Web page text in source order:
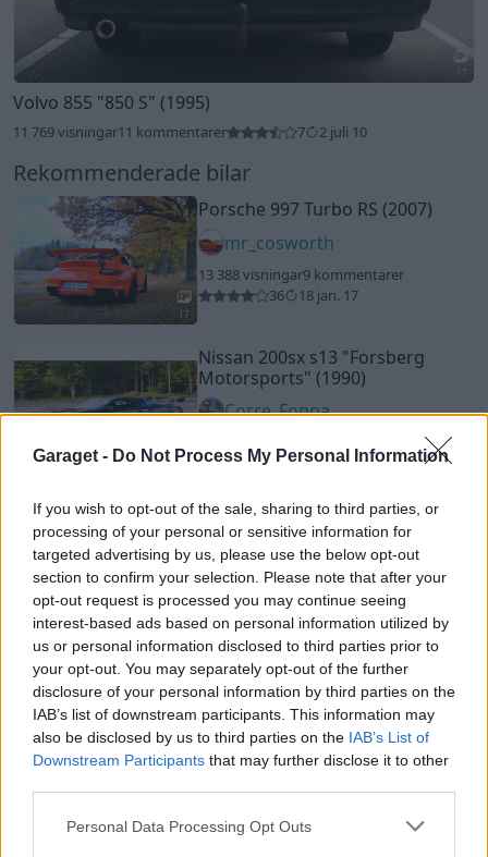
Garaget - Do Not Process My Personal Information
If you wish to opt-out of the sale, sharing to third parties, or
processing of your personal or sensitive information for
targeted advertising by us, please use the below opt-out
section to confirm your selection. Please note that after your
opt-out request is processed you may continue seeing
interest-based ads based on personal information utilized by
us or personal information disclosed to third parties prior to
your opt-out. You may separately opt-out of the further
disclosure of your personal information by third parties on the
IAB’s list of downstream participants. This information may
also be disclosed by us to third parties on the IAB’s List of
Downstream Participants that may further disclose it to other
Personal Data Processing Opt Outs
17
Volvo 855 "850 S" (1995)
11 769 visningar11 kommentarer 7 2 juli 10
Rekommenderade bilar
17
Porsche 997 Turbo RS (2007)
mr_cosworth
13 388 visningar9 kommentarer
36
18 jan. 17
14 4
Nissan 200sx s13 "Forsberg
Motorsports" (1990)
Corre_Foppa
363
31 juli 17
BMW Z4M Coupe (2006)
per
30 173 visningar10 kommentarer
13 nov. 24
20
Subaru Impreza GT (2000)
kimpa81
42 585 visningar567 kommentarer
474
6 maj 16
BMW M5 turbo"KIVerkstads
1000hk racebil -09"
(1993)